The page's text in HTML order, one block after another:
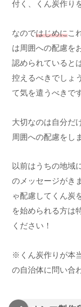
付く、くん炭作り
なのではじめにこ
は周囲への配慮を
認められていると
控えるべきでしょ
て気を遣うべきで
大切なのは自分だ
周囲への配慮をし
以前はうちの地域
のメッセージがき
ゃ配慮してくん炭
を始められる方は
ください！
※くん炭作りが本
の自治体に問い合